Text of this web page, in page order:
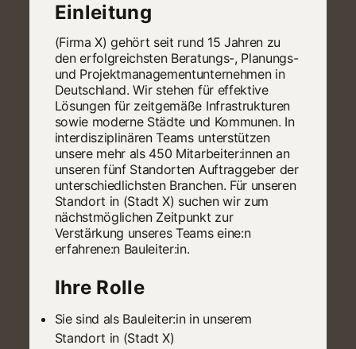
Einleitung
(Firma X) gehört seit rund 15 Jahren zu
den erfolgreichsten Beratungs-, Planungs-
und Projektmanagementunternehmen in
Deutschland. Wir stehen für effektive
Lösungen für zeitgemäße Infrastrukturen
sowie moderne Städte und Kommunen. In
interdisziplinären Teams unterstützen
unsere mehr als 450 Mitarbeiter:innen an
unseren fünf Standorten Auftraggeber der
unterschiedlichsten Branchen. Für unseren
Standort in (Stadt X) suchen wir zum
nächstmöglichen Zeitpunkt zur
Verstärkung unseres Teams eine:n
erfahrene:n Bauleiter:in.
Ihre Rolle
Sie sind als Bauleiter:in in unserem
Standort in (Stadt X)